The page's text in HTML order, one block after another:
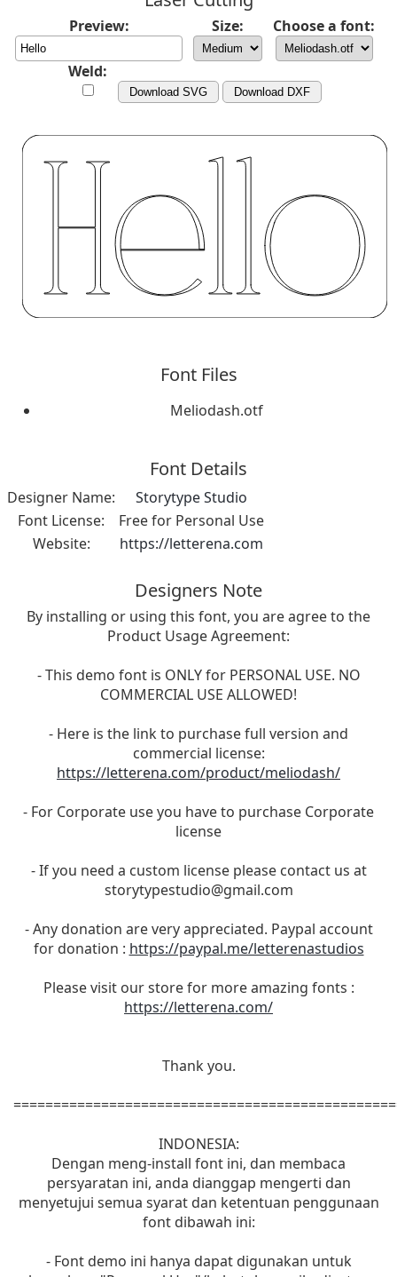
Preview: Size: Choose a font:
Weld:
Download SVG Download DXF
Font Files
Meliodash.otf
Font Details
Designer Name:
Storytype Studio
Font License:
Free for Personal Use
Website:
https://letterena.com
Designers Note
By installing or using this font, you are agree to the
Product Usage Agreement:
- This demo font is ONLY for PERSONAL USE. NO
COMMERCIAL USE ALLOWED!
- Here is the link to purchase full version and
commercial license:
https://letterena.com/product/meliodash/
- For Corporate use you have to purchase Corporate
license
- If you need a custom license please contact us at
storytypestudio@gmail.com
- Any donation are very appreciated. Paypal account
for donation : https://paypal.me/letterenastudios
Please visit our store for more amazing fonts :
https://letterena.com/
Thank you.
INDONESIA:
Dengan meng-install font ini, dan membaca
persyaratan ini, anda dianggap mengerti dan
menyetujui semua syarat dan ketentuan penggunaan
font dibawah ini:
- Font demo ini hanya dapat digunakan untuk